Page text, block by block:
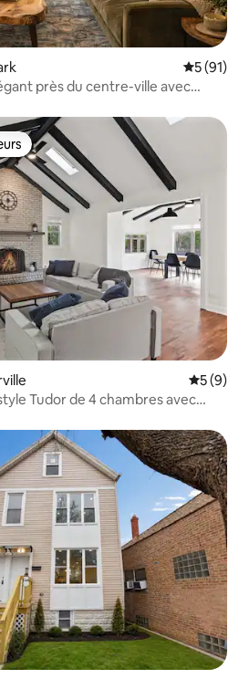
5 (91)
près du centre-ville avec
5 (9)
Tudor de 4 chambres avec